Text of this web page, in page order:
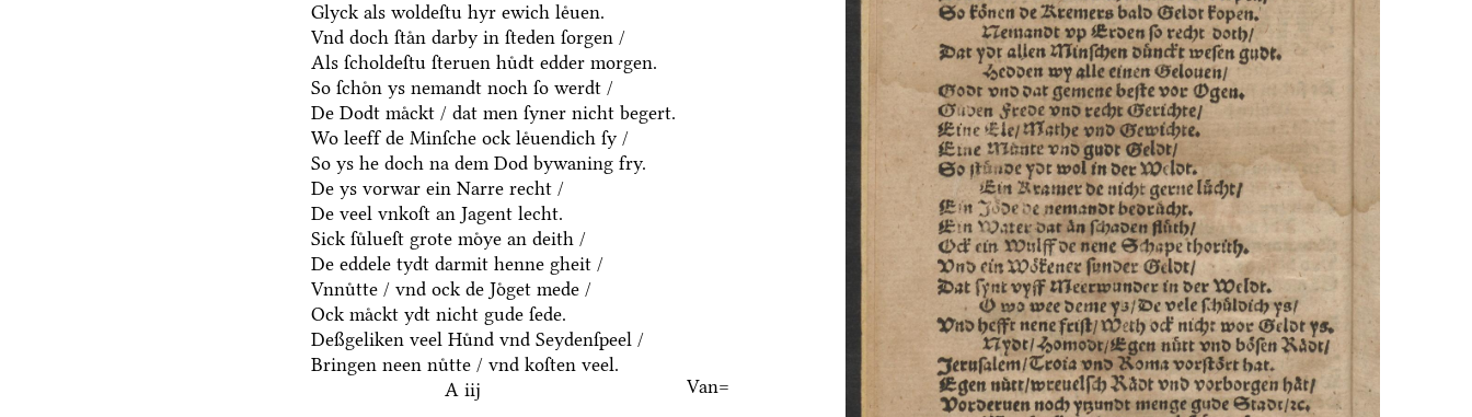
Glyck als woldeſtu hyr ewich leͤuen.
Vnd doch ſtaͤn darby in ſteden ſorgen /
Als ſcholdeſtu ſteruen huͤdt edder morgen.
So ſchoͤn ys nemandt noch ſo werdt /
De Dodt maͤckt / dat men ſyner nicht begert.
Wo leeff de Minſche ock leͤuendich ſy /
So ys he doch na dem Dod bywaning fry.
De ys vorwar ein Narre recht /
De veel vnkoſt an Jagent lecht.
Sick ſuͤlueſt grote moͤye an deith /
De eddele tydt darmit henne gheit /
Vnnuͤtte / vnd ock de Joͤget mede /
Ock maͤckt ydt nicht gude ſede.
Deßgeliken veel Huͤnd vnd Seydenſpeel /
Bringen neen nuͤtte / vnd koſten veel.
A iij
Van=